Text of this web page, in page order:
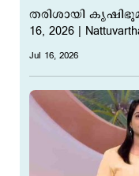
തരിശായി
16, 2026 |
Jul 16, 2026